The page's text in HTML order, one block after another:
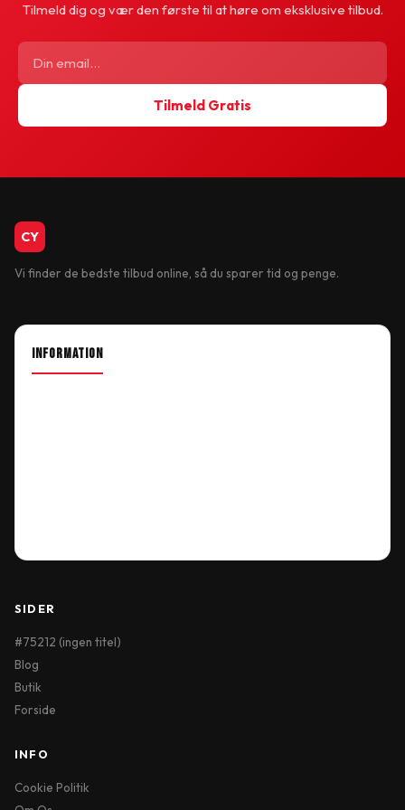
Tilmeld dig og vær den første til at høre om eksklusive tilbud.
Tilmeld Gratis
CY
Vi finder de bedste tilbud online, så du sparer tid og penge.
INFORMATION
SIDER
#75212 (ingen titel)
Blog
Butik
Forside
INFO
Cookie Politik